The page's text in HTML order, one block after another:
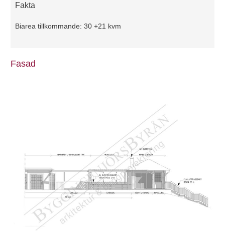
Fakta
Biarea tillkommande: 30 +21 kvm
Fasad